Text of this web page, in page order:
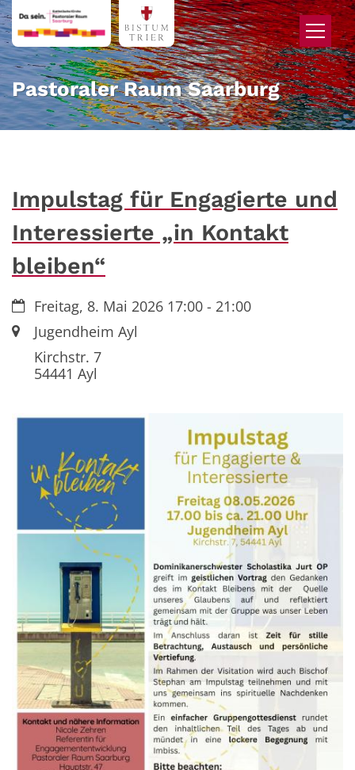
Zum Inhalt springen
Pastoraler Raum Saarburg
Impulstag für Engagierte und
Interessierte „in Kontakt
bleiben“
Datum:Freitag, 8. Mai 2026 17:00 - 21:00
Ort:Jugendheim Ayl
Kirchstr. 7
54441 Ayl